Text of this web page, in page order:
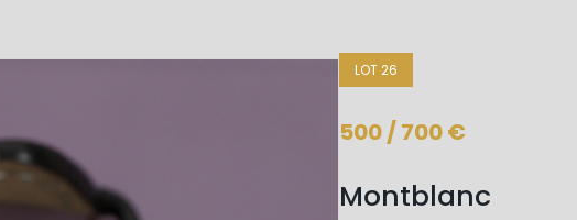
LOT 26
500 / 700 €
Montblanc